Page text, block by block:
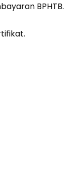
BPHTB.